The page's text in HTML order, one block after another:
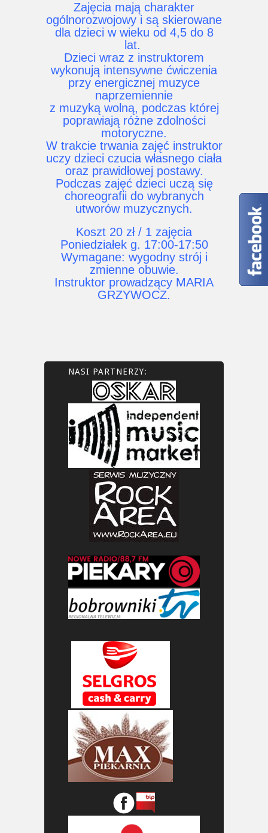
Zajęcia mają charakter
ogólnorozwojowy i są skierowane
dla dzieci w wieku od 4,5 do 8
lat.
Dzieci wraz z instruktorem
wykonują intensywne ćwiczenia
przy energicznej muzyce
naprzemiennie
z muzyką wolną, podczas której
poprawiają różne zdolności
motoryczne.
W trakcie trwania zajęć instruktor
uczy dzieci czucia własnego ciała
oraz prawidłowej postawy.
Podczas zajęć dzieci uczą się
choreografii do wybranych
utworów muzycznych.
Koszt 20 zł / 1 zajęcia
Poniedziałek g. 17:00-17:50
Wymagane: wygodny strój i
zmienne obuwie.
Instruktor prowadzący MARIA
GRZYWOCZ.
NASI PARTNERZY: